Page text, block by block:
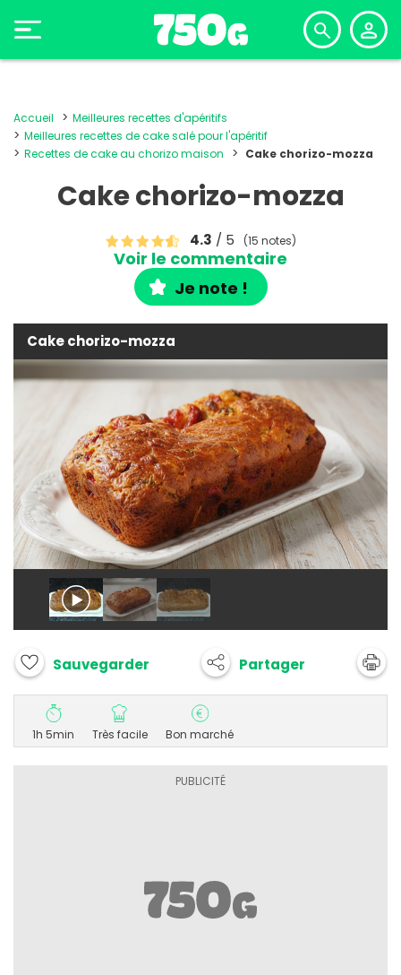
Accueil
Meilleures recettes d'apéritifs
Meilleures recettes de cake salé pour l'apéritif
Recettes de cake au chorizo maison
Cake chorizo-mozza
Cake chorizo-mozza
4.3 / 5 (15 notes)
Voir le commentaire
Je note !
Cake chorizo-mozza
Sauvegarder Partager
1h 5min Très facile Bon marché